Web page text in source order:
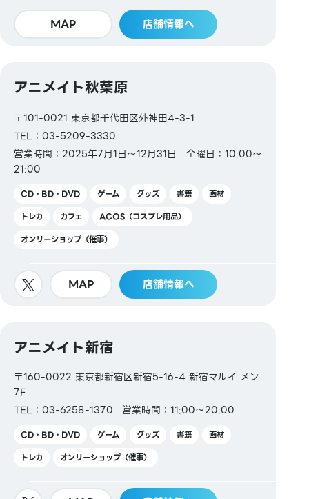
MAP 店舗情報へ
アニメイト秋葉原
〒101-0021 東京都千代田区外神田4-3-1
TEL：03-5209-3330
営業時間：2025年7月1日～12月31日 全曜日：10:00～
21:00
CD・BD・DVD ゲーム グッズ 書籍
画材
トレカ
カフェ
ACOS（コスプレ用品）
オンリーショップ（催事）
MAP 店舗情報へ
アニメイト新宿
〒160-0022 東京都新宿区新宿5-16-4 新宿マルイ メン
7F
TEL：03-6258-1370
営業時間：11:00～20:00
CD・BD・DVD ゲーム グッズ 書籍
画材
トレカ
オンリーショップ（催事）